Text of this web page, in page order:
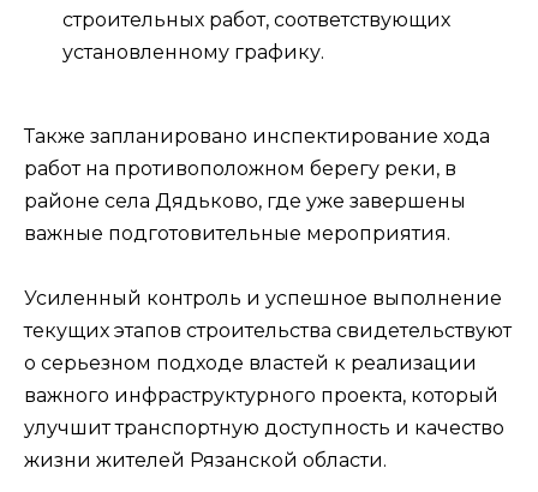
строительных работ, соответствующих
установленному графику.
Также запланировано инспектирование хода
работ на противоположном берегу реки, в
районе села Дядьково, где уже завершены
важные подготовительные мероприятия.
Усиленный контроль и успешное выполнение
текущих этапов строительства свидетельствуют
о серьезном подходе властей к реализации
важного инфраструктурного проекта, который
улучшит транспортную доступность и качество
жизни жителей Рязанской области.